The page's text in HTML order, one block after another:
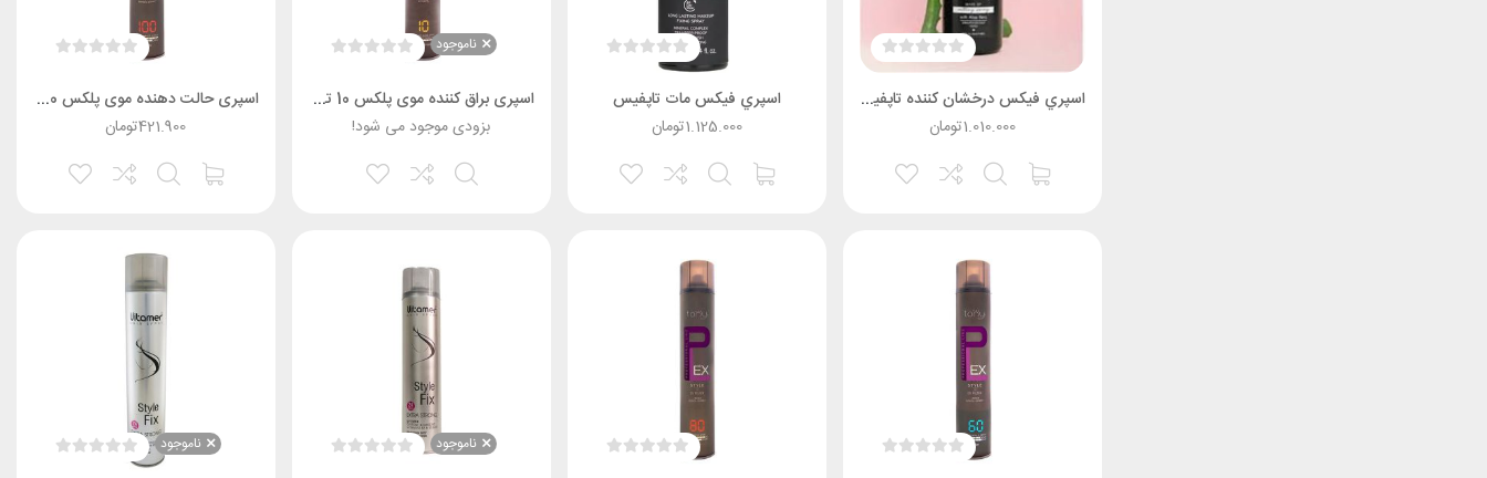
اسپري فيکس درخشان کننده تاپفيس
تومان1.010.000
اسپري فيکس مات تاپفيس
تومان1.125.000
ناموجود
اسپری براق کننده موی پلکس 10 تونی
بزودی موجود می شود!
اسپری حالت دهنده موی پلکس 100 تونی
تومان421.900
ناموجود ناموجود